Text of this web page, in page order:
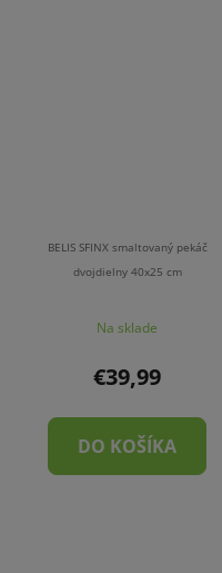
BELIS SFINX smaltovaný pekáč
dvojdielny 40x25 cm
Na sklade
€39,99
DO KOŠÍKA